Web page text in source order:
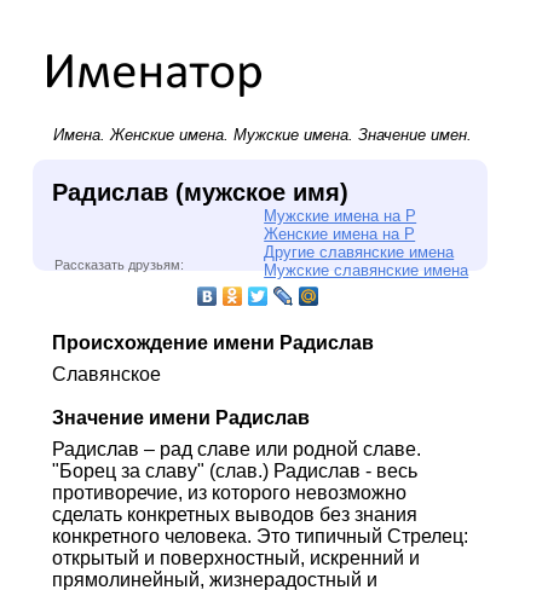
Имена.Женские имена. Мужские имена. Значение имен.
Радислав (мужское имя)
Мужские имена на Р
Женские имена на Р
Другие славянские имена
Мужские славянские имена
Рассказать друзьям:
Происхождение имени Радислав
Славянское
Значение имени Радислав
Радислав – рад славе или родной славе.
"Борец за славу" (слав.) Радислав - весь
противоречие, из которого невозможно
сделать конкретных выводов без знания
конкретного человека. Это типичный Стрелец:
открытый и поверхностный, искренний и
прямолинейный, жизнерадостный и